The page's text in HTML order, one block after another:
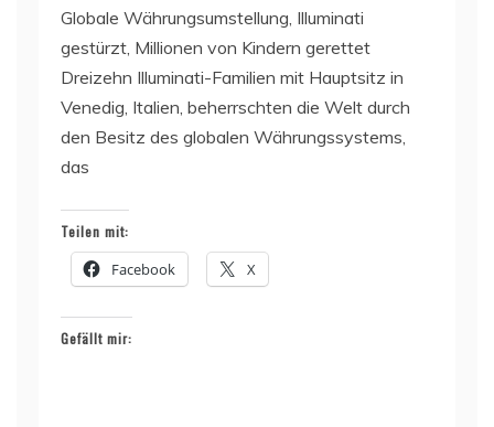
Globale Währungsumstellung, Illuminati
gestürzt, Millionen von Kindern gerettet
Dreizehn Illuminati-Familien mit Hauptsitz in
Venedig, Italien, beherrschten die Welt durch
den Besitz des globalen Währungssystems,
das
Teilen mit:
Facebook X
Gefällt mir: